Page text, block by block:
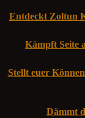
Entdeckt Zoltun
Kämpft Seite
Stellt euer
Dämmt